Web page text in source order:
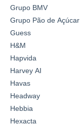
Grupo BMV
Grupo Pão de Açúcar
Guess
H&M
Hapvida
Harvey AI
Havas
Headway
Hebbia
Hexacta